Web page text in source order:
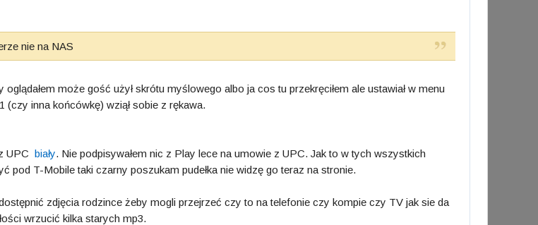
nie na NAS
może gość użył skrótu myślowego albo ja cos tu przekręciłem ale ustawiał w menu
(czy inna końcówkę) wziął sobie z rękawa.
UPC biały. Nie podpisywałem nic z Play lece na umowie z UPC. Jak to w tych wszystkich
pod T-Mobile taki czarny poszukam pudełka nie widzę go teraz na stronie.
zdjęcia rodzince żeby mogli przejrzeć czy to na telefonie czy kompie czy TV jak sie da
wrzucić kilka starych mp3.